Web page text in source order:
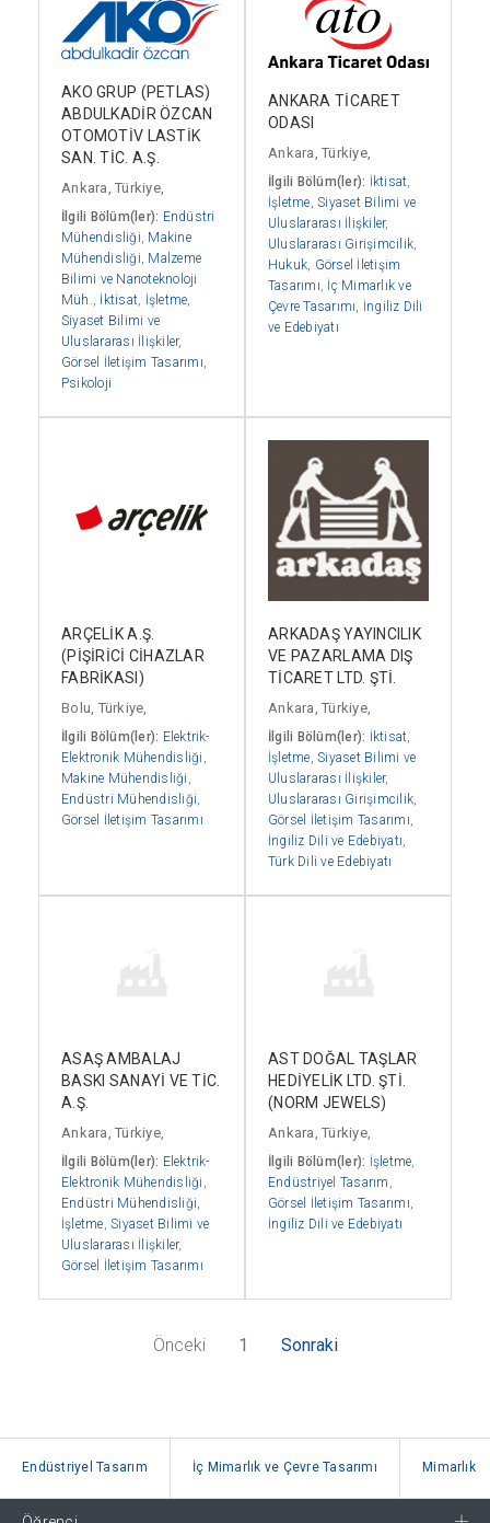
AKO GRUP (PETLAS)
ABDULKADİR ÖZCAN
OTOMOTİV LASTİK
SAN. TİC. A.Ş.
Ankara, Türkiye,
İlgili Bölüm(ler): Endüstri
Mühendisliği, Makine
Mühendisliği, Malzeme
Bilimi ve Nanoteknoloji
Müh., İktisat, İşletme,
Siyaset Bilimi ve
Uluslararası İlişkiler,
Görsel İletişim Tasarımı,
Psikoloji
ANKARA TİCARET
ODASI
Ankara, Türkiye,
İlgili Bölüm(ler): İktisat,
İşletme,Siyaset Bilimi ve
Uluslararası İlişkiler,
Uluslararası Girişimcilik,
Hukuk, Görsel İletişim
Tasarımı, İç Mimarlık ve
Çevre Tasarımı, İngiliz Dili
ve Edebiyatı
ARÇELİK A.Ş.
(PİŞİRİCİ CİHAZLAR
FABRİKASI)
Bolu, Türkiye,
İlgili Bölüm(ler): Elektrik-
Elektronik Mühendisliği ,
Makine Mühendisliği ,
Endüstri Mühendisliği,
Görsel İletişim Tasarımı
ARKADAŞ YAYINCILIK
VE PAZARLAMA DIŞ
TİCARET LTD. ŞTİ.
Ankara, Türkiye,
İlgili Bölüm(ler): İktisat,
İşletme,Siyaset Bilimi ve
Uluslararası İlişkiler,
Uluslararası Girişimcilik,
Görsel İletişim Tasarımı,
İngiliz Dili ve Edebiyatı,
Türk Dili ve Edebiyatı
ASAŞ AMBALAJ
BASKI SANAYİ VE TİC.
A.Ş.
Ankara, Türkiye,
İlgili Bölüm(ler): Elektrik-
Elektronik Mühendisliği ,
Endüstri Mühendisliği,
İşletme,Siyaset Bilimi ve
Uluslararası İlişkiler,
Görsel İletişim Tasarımı
AST DOĞAL TAŞLAR
HEDİYELİK LTD. ŞTİ.
(NORM JEWELS)
Ankara, Türkiye,
İlgili Bölüm(ler): İşletme,
Endüstriyel Tasarım ,
Görsel İletişim Tasarımı,
İngiliz Dili ve Edebiyatı
Önceki 1 Sonraki
Endüstriyel Tasarım İç Mimarlık ve Çevre Tasarımı Mimarlık